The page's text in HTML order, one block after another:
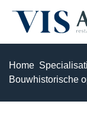
HOME
OVER ONS
VACATURES
Home
Bouwhistorische